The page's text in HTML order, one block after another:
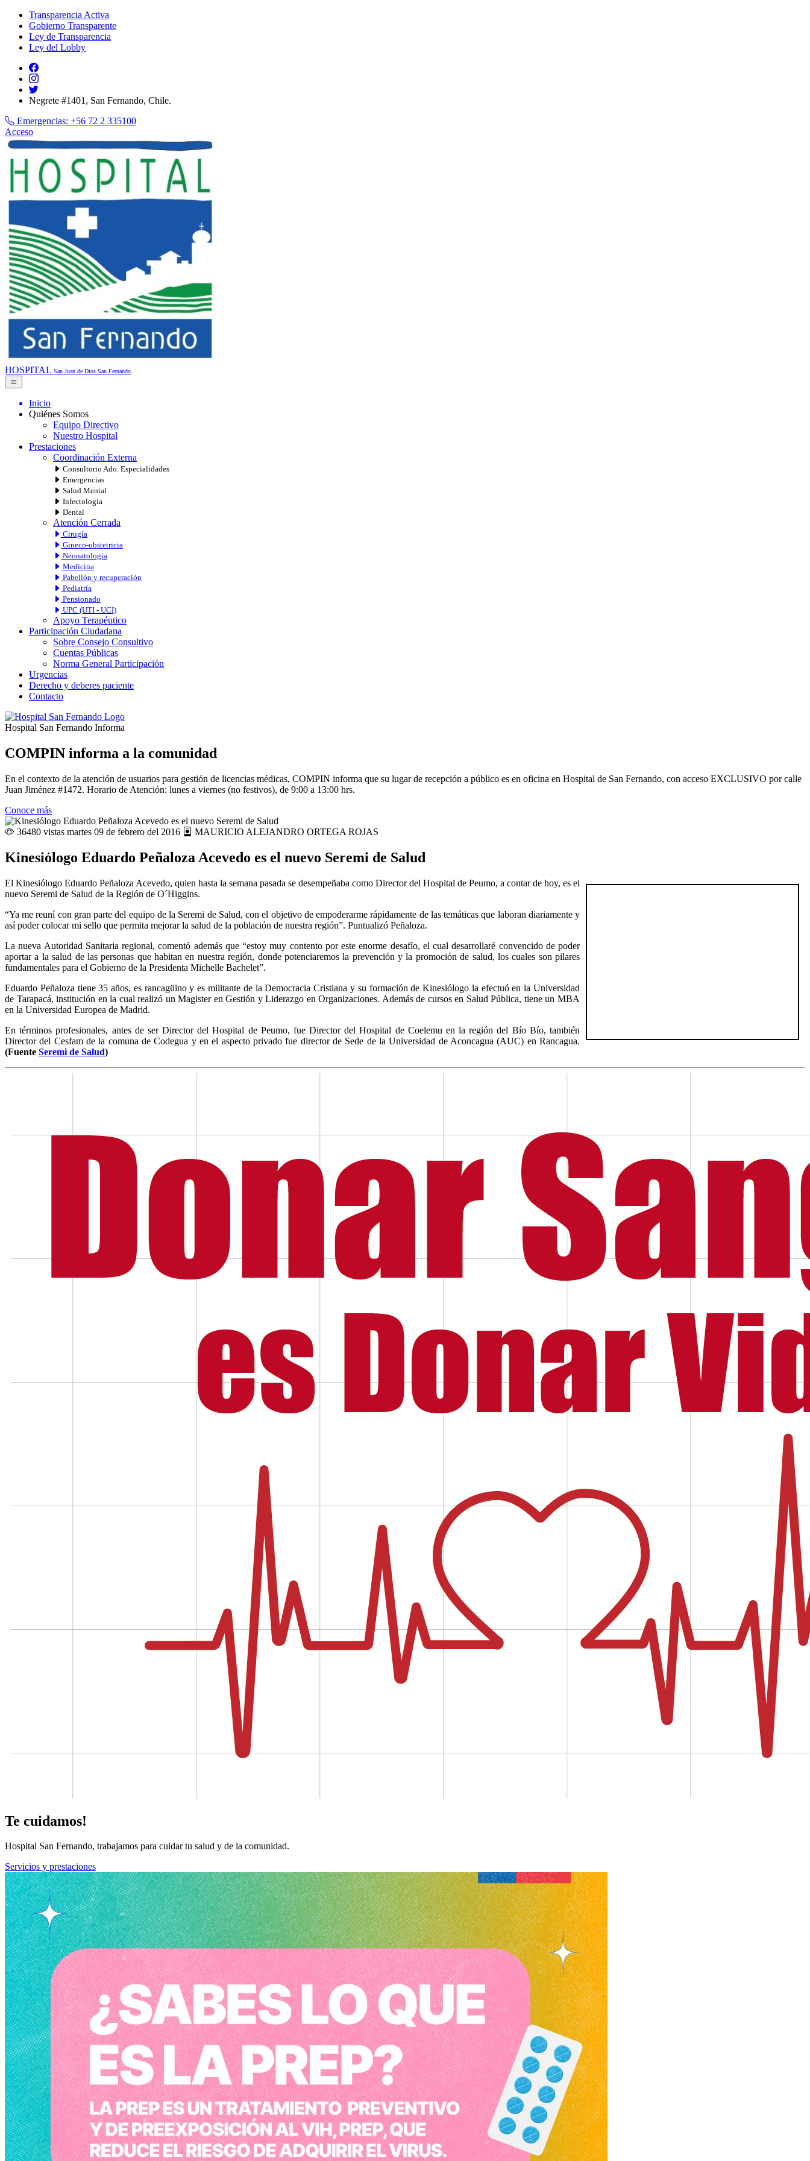
Transparencia Activa
Gobierno Transparente
Ley de Transparencia
Ley del Lobby
Negrete #1401, San Fernando, Chile.
Emergencias: +56 72 2 335100
Acceso
HOSPITAL San Juan de Dios San Fernando
Inicio
Quiénes Somos
Equipo Directivo
Nuestro Hospital
Prestaciones
Coordinación Externa
Consultorio Ado. Especialidades
Emergencias
Salud Mental
Infectología
Dental
Atención Cerrada
Cirugía
Gineco-obstetricia
Neonatología
Medicina
Pabellón y recuperación
Pediatría
Pensionado
UPC (UTI - UCI)
Apoyo Terapéutico
Participación Ciudadana
Sobre Consejo Consultivo
Cuentas Públicas
Norma General Participación
Urgencias
Derecho y deberes paciente
Contacto
Hospital San Fernando Informa
COMPIN informa a la comunidad
En el contexto de la atención de usuarios para gestión de licencias médicas, COMPIN informa que su lugar de recepción a público es en oficina en Hospital de San Fernando, con acceso EXCLUSIVO por calle
Juan Jiménez #1472. Horario de Atención: lunes a viernes (no festivos), de 9:00 a 13:00 hrs.
Conoce más
36480 vistas martes 09 de febrero del 2016 MAURICIO ALEJANDRO ORTEGA ROJAS
Kinesiólogo Eduardo Peñaloza Acevedo es el nuevo Seremi de Salud
El Kinesiólogo Eduardo Peñaloza Acevedo, quien hasta la semana pasada se desempeñaba como Director del Hospital de Peumo, a contar de hoy, es el
nuevo Seremi de Salud de la Región de O´Higgins.
“Ya me reuní con gran parte del equipo de la Seremi de Salud, con el objetivo de empoderarme rápidamente de las temáticas que laboran diariamente y
así poder colocar mi sello que permita mejorar la salud de la población de nuestra región”. Puntualizó Peñaloza.
La nueva Autoridad Sanitaria regional, comentó además que “estoy muy contento por este enorme desafío, el cual desarrollaré convencido de poder
aportar a la salud de las personas que habitan en nuestra región, donde potenciaremos la prevención y la promoción de salud, los cuales son pilares
fundamentales para el Gobierno de la Presidenta Michelle Bachelet”.
Eduardo Peñaloza tiene 35 años, es rancagüino y es militante de la Democracia Cristiana y su formación de Kinesiólogo la efectuó en la Universidad
de Tarapacá, institución en la cual realizó un Magister en Gestión y Liderazgo en Organizaciones. Además de cursos en Salud Pública, tiene un MBA
en la Universidad Europea de Madrid.
En términos profesionales, antes de ser Director del Hospital de Peumo, fue Director del Hospital de Coelemu en la región del Bío Bío, también
Director del Cesfam de la comuna de Codegua y en el aspecto privado fue director de Sede de la Universidad de Aconcagua (AUC) en Rancagua.
(Fuente Seremi de Salud)
Te cuidamos!
Hospital San Fernando, trabajamos para cuidar tu salud y de la comunidad.
Servicios y prestaciones